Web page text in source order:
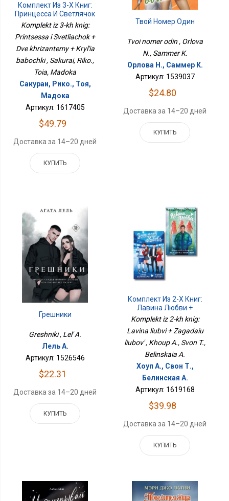
Комплект Из 3-Х Книг:
Принцесса И Светлячок
+ Две Хризантемы +
Крылья Бабочки
Komplekt iz 3-kh knig:
Printsessa i Svetliachok +
Dve khrizantemy + Kryl'ia
babochki , Sakurai, Riko.,
Toia, Madoka
Сакураи, Рико., Тоя,
Мадока
Артикул: 1617405
$49.79
Доставка за 14–20 дней
КУПИТЬ
Твой Номер Один
Tvoi nomer odin , Orlova
N., Sammer K.
Орлова Н., Саммер К.
Артикул: 1539037
$24.80
Доставка за 14–20 дней
КУПИТЬ
Грешники
Greshniki , Lel' A.
Лель А.
Артикул: 1526546
$22.31
Доставка за 14–20 дней
КУПИТЬ
Комплект Из 2-Х Книг:
Лавина Любви +
Загадаю Любовь
Komplekt iz 2-kh knig:
Lavina liubvi + Zagadaiu
liubov' , Khoup A., Svon T.,
Belinskaia A.
Хоуп А., Свон Т.,
Белинская А.
Артикул: 1619168
$39.98
Доставка за 14–20 дней
КУПИТЬ